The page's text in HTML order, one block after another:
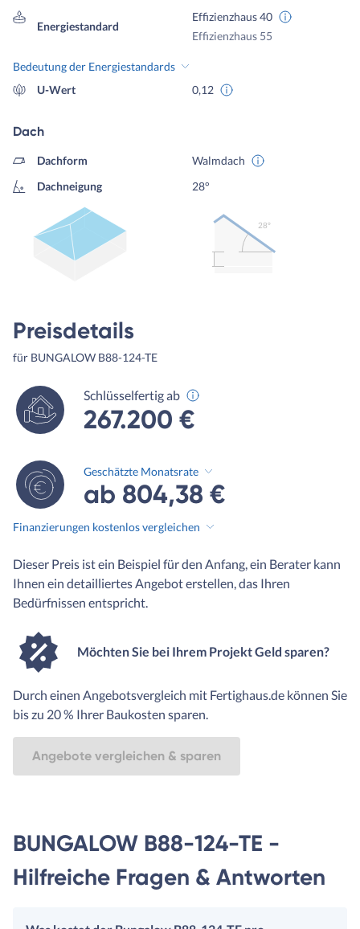
Energiestandard
Effizienzhaus 40
Effizienzhaus 55
Bedeutung der Energiestandards
U-Wert
0,12
Dach
Dachform
Walmdach
Dachneigung
28°
28º
Preisdetails
für BUNGALOW B88-124-TE
Schlüsselfertig ab
267.200 €
Geschätzte Monatsrate
ab 804,38 €
Finanzierungen kostenlos vergleichen
Dieser Preis ist ein Beispiel für den Anfang, ein Berater kann
Ihnen ein detailliertes Angebot erstellen, das Ihren
Bedürfnissen entspricht.
Möchten Sie bei Ihrem Projekt Geld sparen?
Durch einen Angebotsvergleich mit Fertighaus.de können Sie
bis zu 20 % Ihrer Baukosten sparen.
Angebote vergleichen & sparen
BUNGALOW B88-124-TE -
Hilfreiche Fragen & Antworten